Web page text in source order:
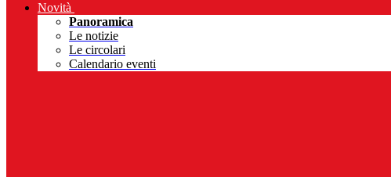
Novità
Panoramica
Le notizie
Le circolari
Calendario eventi